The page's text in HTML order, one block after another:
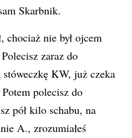
Skarbnik.
chociaż nie był ojcem
zaraz do
KW, już czeka
polecisz do
pół kilo schabu, na
A., zrozumiałeś